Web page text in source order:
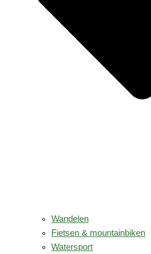
Wandelen
Fietsen & mountainbiken
Watersport